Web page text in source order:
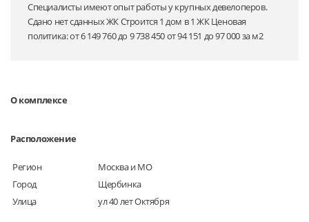
Специалисты имеют опыт работы у крупных девелоперов.
Сдано нет сданных ЖК Строится 1 дом в 1 ЖК Ценовая
политика: от 6 149 760 до 9 738 450 от 94 151 до 97 000 за м2
О комплексе
Расположение
Регион
Москва и МО
Город
Щербинка
Улица
ул 40 лет Октября